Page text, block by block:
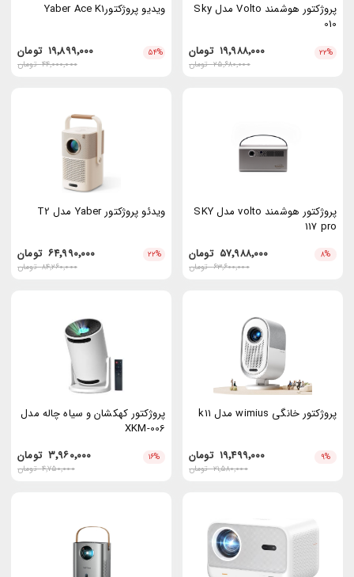
پروژکتور هوشمند Volto مدل Sky
010
۲۲% ۱۹٬۹۸۸٬۰۰۰ تومان
۲۵٬۶۸۰٬۰۰۰تومان
ویدیو پروژکتورYaber Ace K1
۵۴% ۱۹٬۸۹۹٬۰۰۰تومان
۴۴٬۰۰۰٬۰۰۰تومان
پروژکتور هوشمند volto مدل SKY
117 pro
۸% ۵۷٬۹۸۸٬۰۰۰ تومان
۶۳٬۶۰۰٬۰۰۰تومان
ویدئو پروژکتور Yaber مدل T2
۲۲% ۶۴٬۹۹۰٬۰۰۰تومان
۸۴٬۲۶۰٬۰۰۰تومان
پروژکتور خانگی wimius مدل k11
۹% ۱۹٬۴۹۹٬۰۰۰ تومان
۲۱٬۵۸۰٬۰۰۰تومان
پروژكتور كهكشان و سياه چاله مدل
XKM-006
۱۶% ۳٬۹۶۰٬۰۰۰تومان
۴٬۷۵۰٬۰۰۰تومان